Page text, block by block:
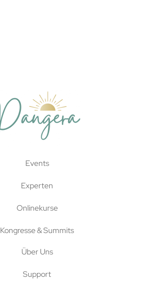
Events
Experten
Onlinekurse
Kongresse & Summits
Über Uns
Support